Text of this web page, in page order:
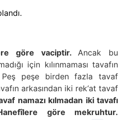
göre vaciptir. Ancak bu
için kılınmaması tavafın
Peş peşe birden fazla tavaf
arkasından iki rek‘at tavaf
namazı kılmadan iki tavafı
göre mekruhtur.